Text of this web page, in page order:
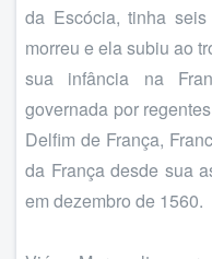
da Escócia, tinha
morreu e ela subiu ao
sua infância na
governada por
Delfim de França,
da França desde sua
em dezembro de 1560.